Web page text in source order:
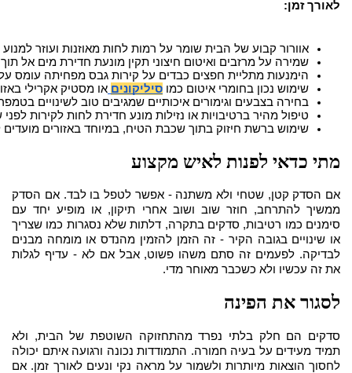
לאורך זמן:
אוורור קבוע של הבית שומר על רמות לחות מאוזנות ועוזר
שמירה על מרזבים ואיטום חיצוני תקין מונעת חדירת מים אל
הימנעות מתליית חפצים כבדים על קירות גבס מפחיתה
שימוש נכון בחומרי איטום כמו סיליקונים או מסטיק אקרילי
בחירה בצבעים וגימורים איכותיים שמגיבים טוב לשינויים
טיפול מהיר ברטיבויות או נזילות מונע חדירת לחות לקירות
שימוש ברשת חיזוק בתוך שכבת הטיח, במיוחד באזורים
מתי כדאי לפנות לאיש מקצוע
אם הסדק קטן, שטחי ולא משתנה - אפשר לטפל בו לבד. אם הסדק
ממשיך להתרחב, חוזר שוב ושוב אחרי תיקון, או מופיע יחד עם
סימנים כמו רטיבות, סדקים בתקרה, דלתות שלא נסגרות כמו שצריך
או שינויים בגובה הקיר - זה הזמן להזמין מהנדס או מומחה מבנים
לבדיקה. לפעמים זה סתם משהו פשוט, אבל אם לא - עדיף לגלות
את זה עכשיו ולא כשכבר מאוחר מדי.
לסגור את הפינה
סדקים הם חלק בלתי נפרד מהתחזוקה השוטפת של הבית, ולא
תמיד מעידים על בעיה חמורה. התמודדות נכונה ורגועה איתם יכולה
לחסוך הוצאות מיותרות ולשמור על מראה נקי ונעים לאורך זמן. אם